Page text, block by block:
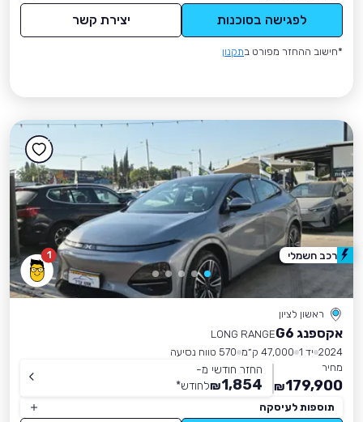
לפגישה בסוכנות יצירת קשר
*חישוב ההחזר מפורט בתקנון
1
ראשון לציון
אקספנג G6
LONG RANGE
2024 יד 1 47,000 ק״מ
570 טווח נסיעה
מחיר
179,900
₪
החזר חודשי מ-
1,854
₪לחודש*
תוספות לעיסקה
רכב חשמלי